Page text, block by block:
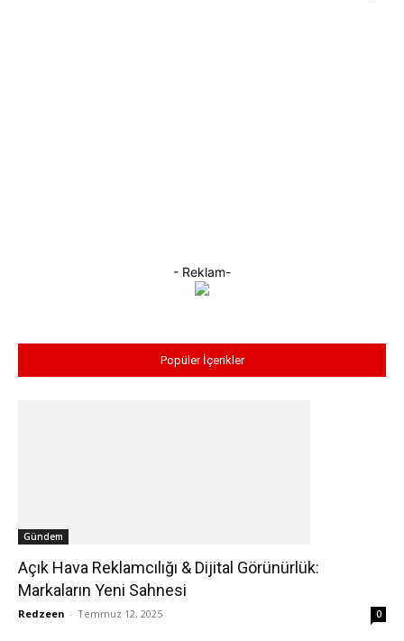
- Reklam-
Popüler İçerikler
Gündem
Açık Hava Reklamcılığı & Dijital Görünürlük:
Markaların Yeni Sahnesi
Redzeen - Temmuz 12, 2025 0